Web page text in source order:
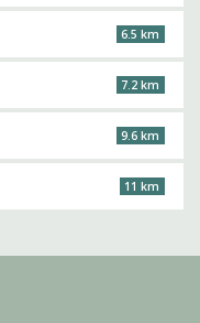
6.5 km
7.2 km
9.6 km
11 km